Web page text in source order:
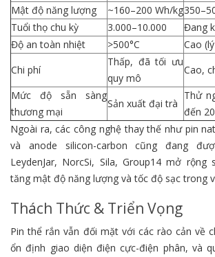
Mật độ năng lượng
~160–200 Wh/kg
Tuổi thọ chu kỳ
3.000–10.000
Đang
Độ an toàn nhiệt
>500°C
Cao
Chi phí
Thấp, đã tối ưu
quy mô
Cao,
Mức độ sẵn sàng
thương mại
Sản xuất đại trà
Thử
đến
Ngoài ra, các công nghệ thay thế như pin
và anode silicon-carbon cũng đang
LeydenJar, NorcSi, Sila, Group14 mở rộng
tăng mật độ năng lượng và tốc độ sạc trong
Thách Thức & Triển Vọng
Pin thể rắn vẫn đối mặt với các rào cản về
ổn định giao diện điện cực-điện phân, và